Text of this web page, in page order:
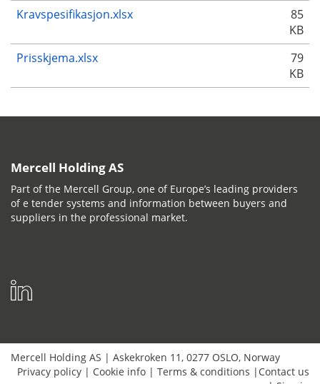
Kravspesifikasjon.xlsx
85
KB
Prisskjema.xlsx
79
KB
Mercell Holding AS
Part of the Mercell Group, one of Europe’s leading providers
of e tender systems and information between buyers and
suppliers in the professional market.
Mercell Holding AS | Askekroken 11 , 0277 OSLO, Norway
Privacy policy | Cookie info | Terms & conditions | Contact us